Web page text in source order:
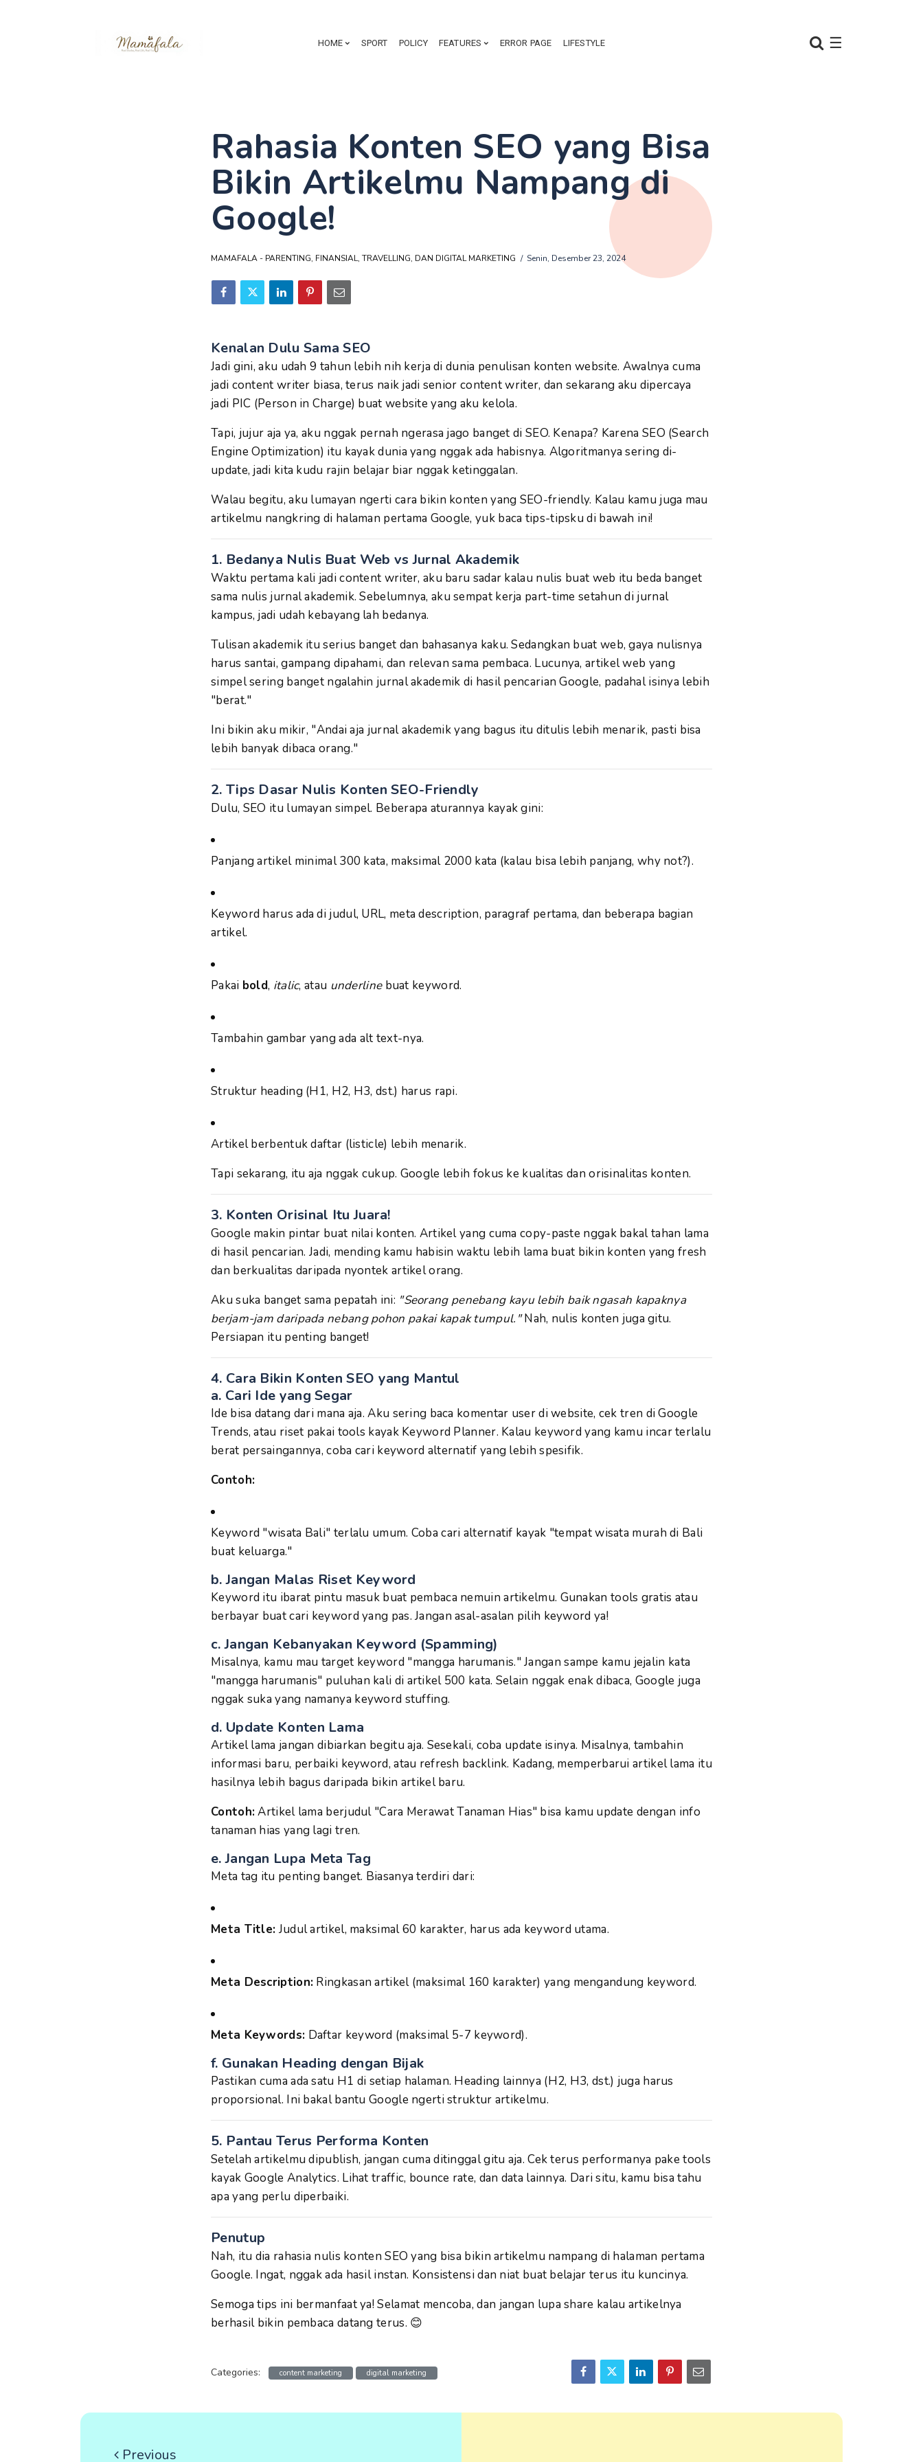
☰
HOME SPORT POLICY FEATURES ERROR PAGE LIFESTYLE
Rahasia Konten SEO yang Bisa
Bikin Artikelmu Nampang di
Google!
MAMAFALA - PARENTING, FINANSIAL, TRAVELLING, DAN DIGITAL MARKETING Senin, Desember 23, 2024
Kenalan Dulu Sama SEO
Jadi gini, aku udah 9 tahun lebih nih kerja di dunia penulisan konten website. Awalnya cuma
jadi content writer biasa, terus naik jadi senior content writer, dan sekarang aku dipercaya
jadi PIC (Person in Charge) buat website yang aku kelola.
Tapi, jujur aja ya, aku nggak pernah ngerasa jago banget di SEO. Kenapa? Karena SEO (Search
Engine Optimization) itu kayak dunia yang nggak ada habisnya. Algoritmanya sering di-
update, jadi kita kudu rajin belajar biar nggak ketinggalan.
Walau begitu, aku lumayan ngerti cara bikin konten yang SEO-friendly. Kalau kamu juga mau
artikelmu nangkring di halaman pertama Google, yuk baca tips-tipsku di bawah ini!
1. Bedanya Nulis Buat Web vs Jurnal Akademik
Waktu pertama kali jadi content writer, aku baru sadar kalau nulis buat web itu beda banget
sama nulis jurnal akademik. Sebelumnya, aku sempat kerja part-time setahun di jurnal
kampus, jadi udah kebayang lah bedanya.
Tulisan akademik itu serius banget dan bahasanya kaku. Sedangkan buat web, gaya nulisnya
harus santai, gampang dipahami, dan relevan sama pembaca. Lucunya, artikel web yang
simpel sering banget ngalahin jurnal akademik di hasil pencarian Google, padahal isinya lebih
"berat."
Ini bikin aku mikir, "Andai aja jurnal akademik yang bagus itu ditulis lebih menarik, pasti bisa
lebih banyak dibaca orang."
2. Tips Dasar Nulis Konten SEO-Friendly
Dulu, SEO itu lumayan simpel. Beberapa aturannya kayak gini:
Panjang artikel minimal 300 kata, maksimal 2000 kata (kalau bisa lebih panjang, why not?).
Keyword harus ada di judul, URL, meta description, paragraf pertama, dan beberapa bagian
artikel.
Pakai bold, italic, atau underlinebuat keyword.
Tambahin gambar yang ada alt text-nya.
Struktur heading (H1, H2, H3, dst.) harus rapi.
Artikel berbentuk daftar (listicle) lebih menarik.
Tapi sekarang, itu aja nggak cukup. Google lebih fokus ke kualitas dan orisinalitas konten.
3. Konten Orisinal Itu Juara!
Google makin pintar buat nilai konten. Artikel yang cuma copy-paste nggak bakal tahan lama
di hasil pencarian. Jadi, mending kamu habisin waktu lebih lama buat bikin konten yang fresh
dan berkualitas daripada nyontek artikel orang.
Aku suka banget sama pepatah ini: "Seorang penebang kayu lebih baik ngasah kapaknya
berjam-jam daripada nebang pohon pakai kapak tumpul."Nah, nulis konten juga gitu.
Persiapan itu penting banget!
4. Cara Bikin Konten SEO yang Mantul
a. Cari Ide yang Segar
Ide bisa datang dari mana aja. Aku sering baca komentar user di website, cek tren di Google
Trends, atau riset pakai tools kayak Keyword Planner. Kalau keyword yang kamu incar terlalu
berat persaingannya, coba cari keyword alternatif yang lebih spesifik.
Contoh:
Keyword "wisata Bali" terlalu umum. Coba cari alternatif kayak "tempat wisata murah di Bali
buat keluarga."
b.Jangan Malas Riset Keyword
Keyword itu ibarat pintu masuk buat pembaca nemuin artikelmu. Gunakan tools gratis atau
berbayar buat cari keyword yang pas. Jangan asal-asalan pilih keyword ya!
c.Jangan Kebanyakan Keyword (Spamming)
Misalnya, kamu mau target keyword "mangga harumanis." Jangan sampe kamu jejalin kata
"mangga harumanis" puluhan kali di artikel 500 kata. Selain nggak enak dibaca, Google juga
nggak suka yang namanya keyword stuffing.
d. Update Konten Lama
Artikel lama jangan dibiarkan begitu aja. Sesekali, coba update isinya. Misalnya, tambahin
informasi baru, perbaiki keyword, atau refresh backlink. Kadang, memperbarui artikel lama itu
hasilnya lebih bagus daripada bikin artikel baru.
Contoh:Artikel lama berjudul "Cara Merawat Tanaman Hias" bisa kamu update dengan info
tanaman hias yang lagi tren.
e.Jangan Lupa Meta Tag
Meta tag itu penting banget. Biasanya terdiri dari:
Meta Title: Judul artikel, maksimal 60 karakter, harus ada keyword utama.
Meta Description: Ringkasan artikel (maksimal 160 karakter) yang mengandung keyword.
Meta Keywords: Daftar keyword (maksimal 5-7 keyword).
f. Gunakan Heading dengan Bijak
Pastikan cuma ada satu H1 di setiap halaman. Heading lainnya (H2, H3, dst.) juga harus
proporsional. Ini bakal bantu Google ngerti struktur artikelmu.
5. Pantau Terus Performa Konten
Setelah artikelmu dipublish, jangan cuma ditinggal gitu aja. Cek terus performanya pake tools
kayak Google Analytics. Lihat traffic, bounce rate, dan data lainnya. Dari situ, kamu bisa tahu
apa yang perlu diperbaiki.
Penutup
Nah, itu dia rahasia nulis konten SEO yang bisa bikin artikelmu nampang di halaman pertama
Google. Ingat, nggak ada hasil instan. Konsistensi dan niat buat belajar terus itu kuncinya.
Semoga tips ini bermanfaat ya! Selamat mencoba, dan jangan lupa share kalau artikelnya
berhasil bikin pembaca datang terus. 😊
Categories: content marketing digital marketing
Previous